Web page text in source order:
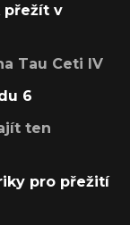
přežít v
Tau Ceti IV
6
ten
pro přežití